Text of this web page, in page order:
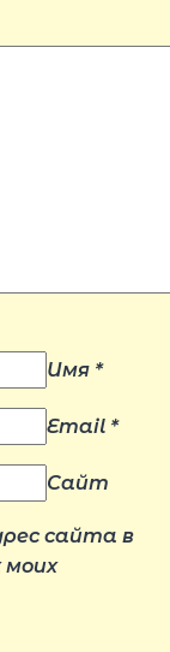
Имя *
Email *
Сайт
сайта в
моих